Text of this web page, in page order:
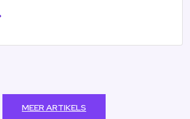
MEER ARTIKELS